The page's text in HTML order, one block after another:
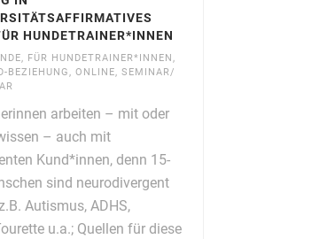
HUNDETRAINER*INNEN
, FÜR HUNDETRAINER*INNEN ,
BEZIEHUNG, ONLINE, SEMINAR/
arbeiten – mit oder
– auch mit
Kund*innen, denn 15-
sind neurodivergent
Autismus, ADHS,
u.a.; Quellen für diese